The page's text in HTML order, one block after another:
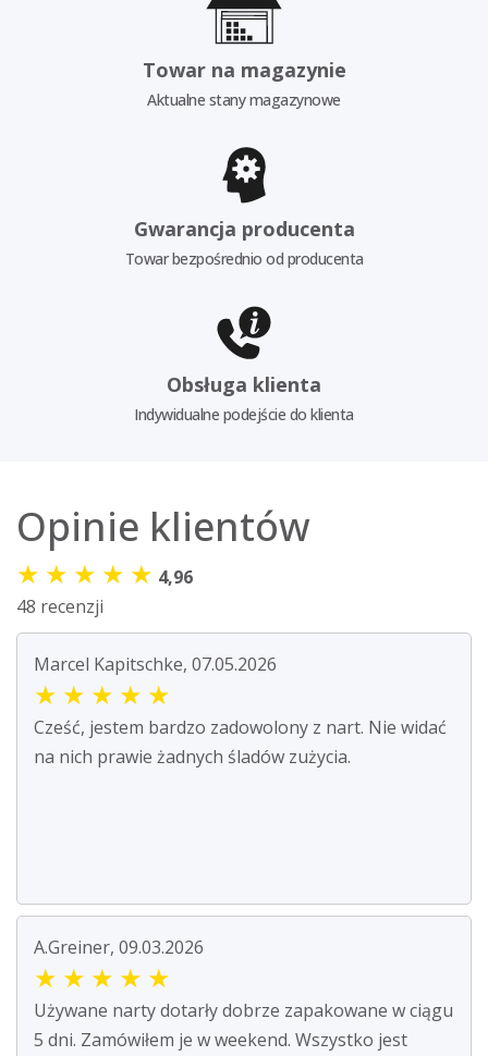
Towar na magazynie
Aktualne stany magazynowe
Gwarancja producenta
Towar bezpośrednio od producenta
Obsługa klienta
Indywidualne podejście do klienta
Opinie klientów
★ ★ ★ ★ ★ 4,96
48 recenzji
Marcel Kapitschke, 07.05.2026
★ ★ ★ ★ ★
Cześć, jestem bardzo zadowolony z nart. Nie widać
na nich prawie żadnych śladów zużycia.
A.Greiner, 09.03.2026
★ ★ ★ ★ ★
Używane narty dotarły dobrze zapakowane w ciągu
5 dni. Zamówiłem je w weekend. Wszystko jest